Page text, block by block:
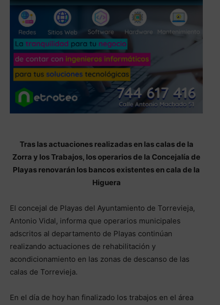
Tras las actuaciones realizadas en las calas de la
Zorra y los Trabajos, los operarios de la Concejalía de
Playas renovarán los bancos existentes en cala de la
Higuera
El concejal de Playas del Ayuntamiento de Torrevieja,
Antonio Vidal, informa que operarios municipales
adscritos al departamento de Playas continúan
realizando actuaciones de rehabilitación y
acondicionamiento en las zonas de descanso de las
calas de Torrevieja.
En el día de hoy han finalizado los trabajos en el área